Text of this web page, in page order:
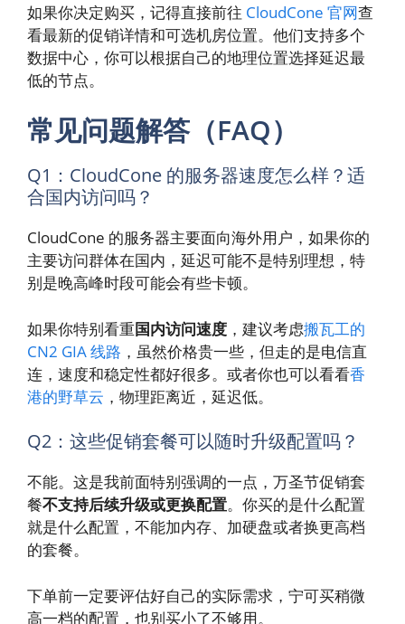
如果你决定购买，记得直接前往 CloudCone 官网查
看最新的促销详情和可选机房位置。他们支持多个
数据中心，你可以根据自己的地理位置选择延迟最
低的节点。
常见问题解答（FAQ）
Q1：CloudCone 的服务器速度怎么样？适
合国内访问吗？
CloudCone 的服务器主要面向海外用户，如果你的
主要访问群体在国内，延迟可能不是特别理想，特
别是晚高峰时段可能会有些卡顿。
如果你特别看重国内访问速度 ，建议考虑搬瓦工的
CN2 GIA 线路 ，虽然价格贵一些，但走的是电信直
连，速度和稳定性都好很多。或者你也可以看看香
港的野草云 ，物理距离近，延迟低。
Q2：这些促销套餐可以随时升级配置吗？
不能。这是我前面特别强调的一点，万圣节促销套
餐不支持后续升级或更换配置。你买的是什么配置
就是什么配置，不能加内存、加硬盘或者换更高档
的套餐。
下单前一定要评估好自己的实际需求，宁可买稍微
高一档的配置，也别买小了不够用。